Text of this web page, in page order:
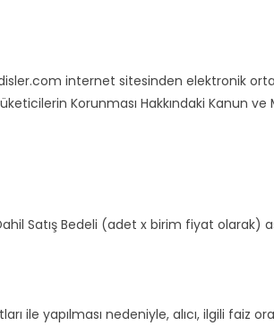
internet sitesinden elektronik
Korunması Hakkındaki Kanun
Satış Bedeli (adet x birim fiyat olarak)
ile yapılması nedeniyle, alıcı, ilgili faiz